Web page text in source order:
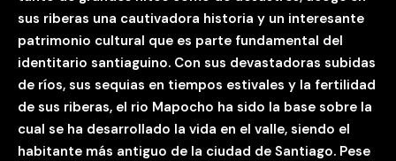
sus riberas una cautivadora historia y un interesante
patrimonio cultural que es parte fundamental del
identitario santiaguino. Con sus devastadoras subidas
de ríos, sus sequias en tiempos estivales y la fertilidad
de sus riberas, el rio Mapocho ha sido la base sobre la
cual se ha desarrollado la vida en el valle, siendo el
habitante más antiguo de la ciudad de Santiago. Pese